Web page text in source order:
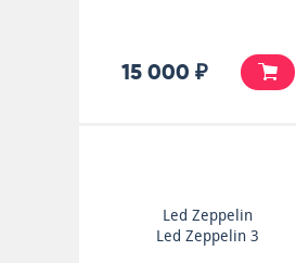
15 000 ₽
Led Zeppelin
Led Zeppelin 3